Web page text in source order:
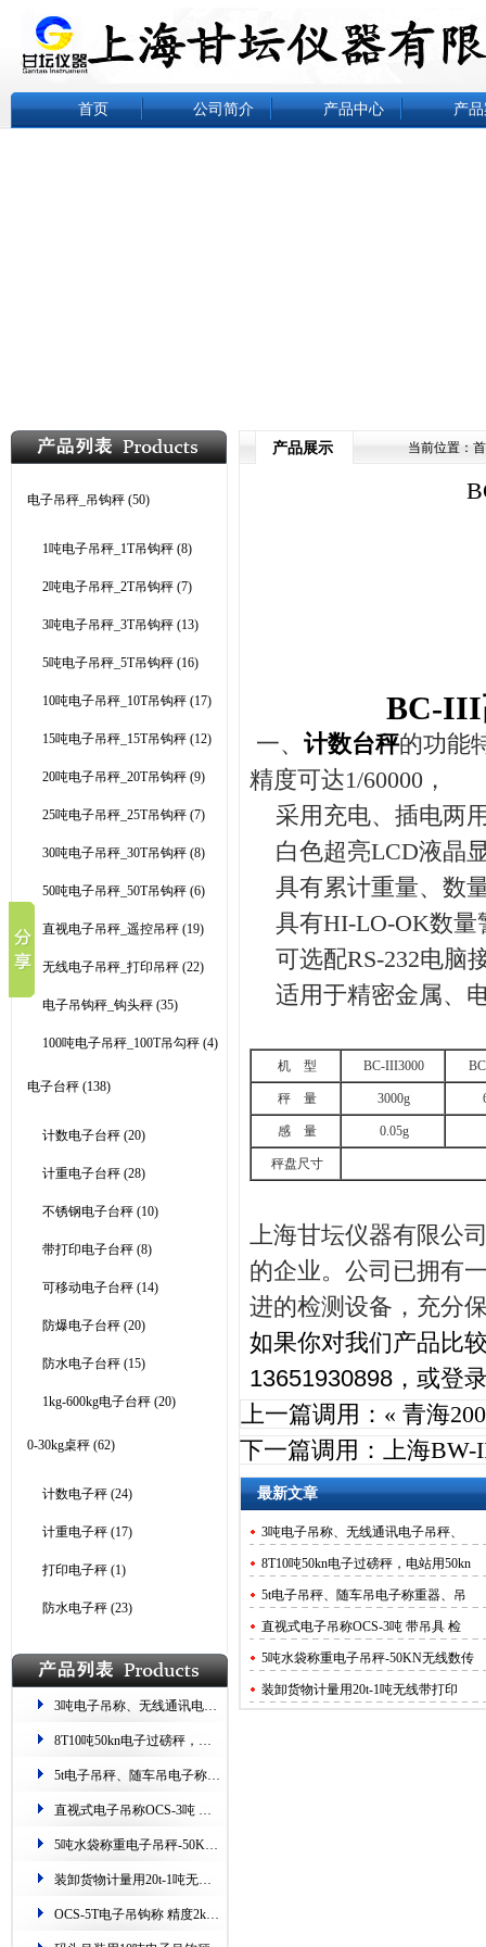
首页 公司简介 产品中心 产
电子吊秤_吊钩秤 (50)
1吨电子吊秤_1T吊钩秤 (8)
2吨电子吊秤_2T吊钩秤 (7)
3吨电子吊秤_3T吊钩秤 (13)
5吨电子吊秤_5T吊钩秤 (16)
10吨电子吊秤_10T吊钩秤 (17)
15吨电子吊秤_15T吊钩秤 (12)
20吨电子吊秤_20T吊钩秤 (9)
25吨电子吊秤_25T吊钩秤 (7)
30吨电子吊秤_30T吊钩秤 (8)
50吨电子吊秤_50T吊钩秤 (6)
直视电子吊秤_遥控吊秤 (19)
无线电子吊秤_打印吊秤 (22)
电子吊钩秤_钩头秤 (35)
100吨电子吊秤_100T吊勾秤 (4)
电子台秤 (138)
计数电子台秤 (20)
计重电子台秤 (28)
不锈钢电子台秤 (10)
带打印电子台秤 (8)
可移动电子台秤 (14)
防爆电子台秤 (20)
防水电子台秤 (15)
1kg-600kg电子台秤 (20)
0-30kg桌秤 (62)
计数电子秤 (24)
计重电子秤 (17)
打印电子秤 (1)
防水电子秤 (23)
3吨电子吊称、无线通讯电子吊秤、留重留数15t过磅秤
8T10吨50kn电子过磅秤，电站用50kn吊挂称
5t电子吊秤、随车吊电子称重器、吊车用10吨挂钩秤
直视式电子吊称OCS-3吨 带吊具 检测证书
5吨水袋称重电子吊秤-50KN无线数传钩秤
装卸货物计量用20t-1吨无线带打印电子吊秤
OCS-5T电子吊钩称 精度2kg防锈防碰
当前位置：
产品展示
BC-III
一、 计数台秤的功能
精度可达1/60000 ，
采用充电、插电两
白色超亮LCD液晶
具有累计重量、数
具有HI-LO-OK数量
可选配RS-232电脑
适用于精密金属、
机 型 BC-III3000
秤 量 3000g
感 量 0.05g
秤盘尺寸
上海甘坛仪器有限公
的企业。公司已拥有
进的检测设备，充分
如果你对我们产品比
13651930898 ，或登
上一篇调用：« 青海
下一篇调用： 上海BW-
最新文章
3吨电子吊称、无线通讯电子吊秤、
8T10吨50kn电子过磅秤，电站用50kn
5t电子吊秤、随车吊电子称重器、吊
直视式电子吊称OCS-3吨 带吊具 检
5吨水袋称重电子吊秤-50KN无线数传
装卸货物计量用20t-1吨无线带打印